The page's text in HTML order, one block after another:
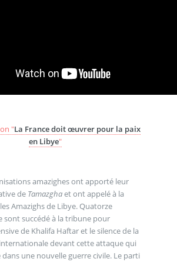
"La France doit œuvrer pour la paix
en Libye"
amazighes ont apporté leur
de Tamazghaet ont appelé à la
Amazighs de Libye. Quatorze
sont succédé à la tribune pour
de Khalifa Haftar et le silence de la
devant cette attaque qui
dans une nouvelle guerre civile. Le parti